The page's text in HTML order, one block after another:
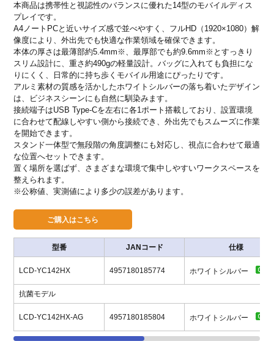
本商品は携帯性と視認性のバランスに優れた14型のモバイルディス
プレイです。
A4ノートPCと近いサイズ感で並べやすく、フルHD（1920×1080）解
像度により、外出先でも快適な作業領域を確保できます。
本体の厚さは最薄部約5.4mm※、最厚部でも約9.6mm※とすっきり
スリム設計に、重さ約490gの軽量設計。バッグに入れても負担にな
りにくく、日常的に持ち歩くモバイル用途にぴったりです。
アルミ素材の質感を活かしたホワイトシルバーの落ち着いたデザイン
は、ビジネスシーンにも自然に馴染みます。
接続端子はUSB Type-Cを左右に各1ポート搭載しており、設置環境
に合わせて配線しやすい側から接続でき、外出先でもスムーズに作業
を開始できます。
スタンド一体型で無段階の角度調整にも対応し、視点に合わせて最適
な位置へセットできます。
置く場所を選ばず、さまざまな環境で集中しやすいワークスペースを
整えられます。
※公称値、実測値により多少の誤差があります。
型番 JANコード 仕様
LCD-YC142HX 4957180185774 ホワイトシルバー
抗菌モデル
LCD-YC142HX-AG 4957180185804 ホワイトシルバー